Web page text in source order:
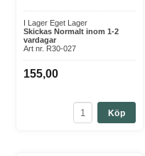
I Lager Eget Lager
Skickas Normalt inom 1-2
vardagar
Art nr. R30-027
155,00
Köp